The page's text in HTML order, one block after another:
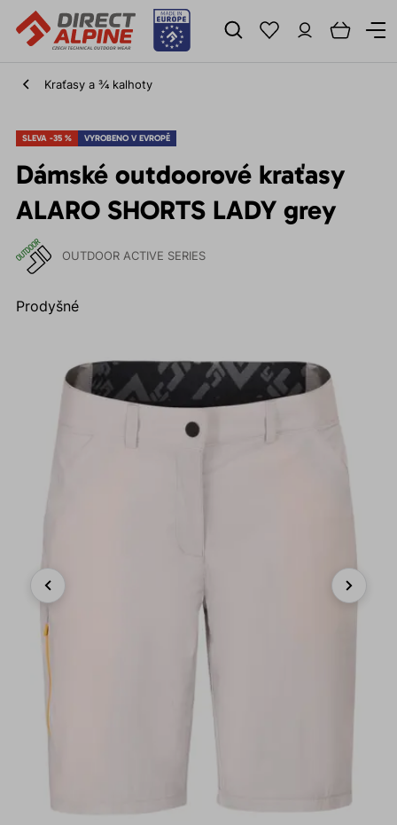
Kraťasy a ¾ kalhoty
SLEVA -35 % VYROBENO V EVROPĚ
Dámské outdoorové kraťasy
ALARO SHORTS LADY grey
OUTDOOR ACTIVE SERIES
Prodyšné